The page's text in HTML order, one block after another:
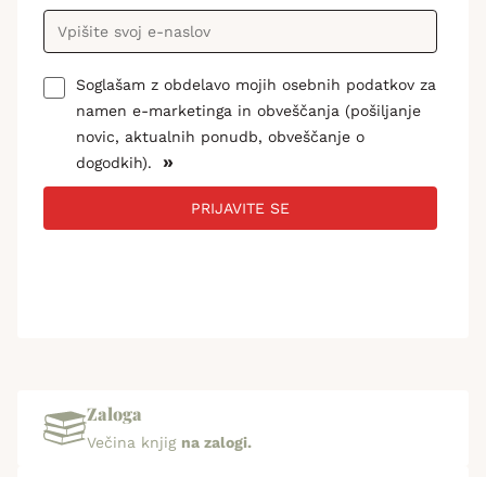
Soglašam z obdelavo mojih osebnih podatkov za
namen e-marketinga in obveščanja (pošiljanje
novic, aktualnih ponudb, obveščanje o
dogodkih).
»
PRIJAVITE SE
Zaloga
Večina knjig na zalogi.